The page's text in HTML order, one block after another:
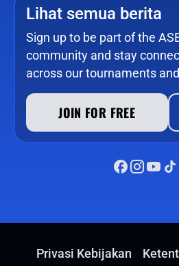
Lihat semua berita
Sign up to be part of the
community and stay
across our tournaments
JOIN FOR FREE
Privasi Kebijakan